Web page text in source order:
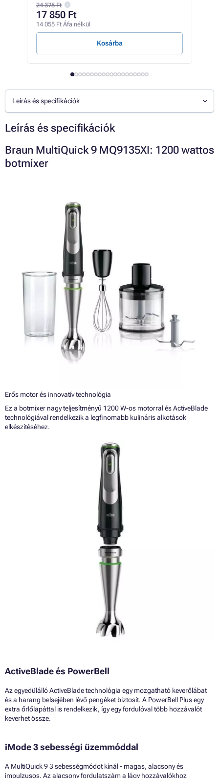
24 375 Ft
17 850 Ft
14 055 Ft Áfa nélkül
Kosárba
Leírás és specifikációk
Leírás és specifikációk
Braun MultiQuick 9 MQ9135XI: 1200 wattos
botmixer
Erős motor és innovatív technológia
Ez a botmixer nagy teljesítményű 1200 W-os motorral és ActiveBlade
technológiával rendelkezik a legfinomabb kulináris alkotások
elkészítéséhez.
ActiveBlade és PowerBell
Az egyedülálló ActiveBlade technológia egy mozgatható keverőlábat
és a harang belsejében lévő pengéket biztosít. A PowerBell Plus egy
extra őrlőlapáttal is rendelkezik, így egy fordulóval több hozzávalót
keverhet össze.
iMode 3 sebességi üzemmóddal
A MultiQuick 9 3 sebességmódot kínál - magas, alacsony és
impulzusos. Az alacsony fordulatszám a lágy hozzávalókhoz